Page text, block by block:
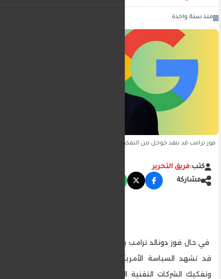
منذ سنة واحدة
فوز ترامب قد ينقذ جوجل من التفكيك وسط تخفيف محتمل لسياسات
كتب:فريق التحرير
مشاركة
في حال فوز دونالد ترامب بالانتخابات الرئاسية المقبلة،
قد تشهد السياسة الأمريكية تجاه مكافحة الاحتكار
وتفكيك الشركات التقنية الكبرى، مثل جوجل، تغييرات